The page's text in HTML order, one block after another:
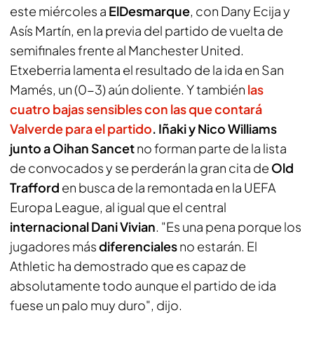
este miércoles a ElDesmarque, con Dany Ecija y
Asís Martín, en la previa del partido de vuelta de
semifinales frente al Manchester United.
Etxeberria lamenta el resultado de la ida en San
Mamés, un (0-3) aún doliente. Y también las
cuatro bajas sensibles con las que contará
Valverde para el partido. Iñaki y Nico Williams
junto a Oihan Sancetno forman parte de la lista
de convocados y se perderán la gran cita de Old
Trafford en busca de la remontada en la UEFA
Europa League, al igual que el central
internacional Dani Vivian. "Es una pena porque los
jugadores másdiferencialesno estarán. El
Athletic ha demostrado que es capaz de
absolutamente todo aunque el partido de ida
fuese un palo muy duro", dijo.